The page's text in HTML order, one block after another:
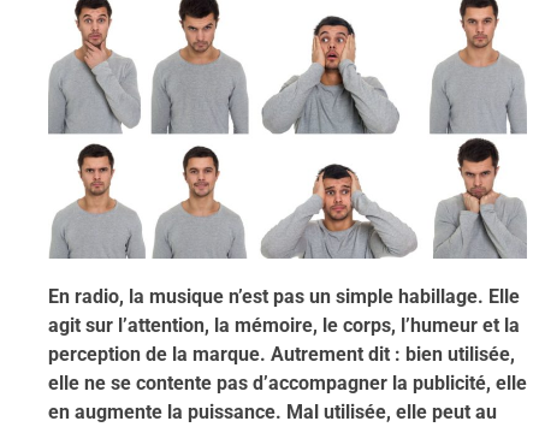
En radio, la musique n’est pas un simple habillage. Elle
agit sur l’attention, la mémoire, le corps, l’humeur et la
perception de la marque. Autrement dit : bien utilisée,
elle ne se contente pas d’accompagner la publicité, elle
en augmente la puissance. Mal utilisée, elle peut au